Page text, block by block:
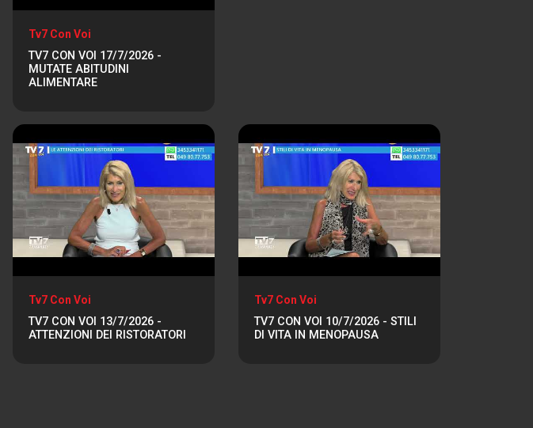
Tv7 Con Voi
TV7 CON VOI 17/7/2026 -
MUTATE ABITUDINI
ALIMENTARE
Tv7 Con Voi
TV7 CON VOI 13/7/2026 -
ATTENZIONI DEI RISTORATORI
Tv7 Con Voi
TV7 CON VOI 10/7/2026 - STILI
DI VITA IN MENOPAUSA